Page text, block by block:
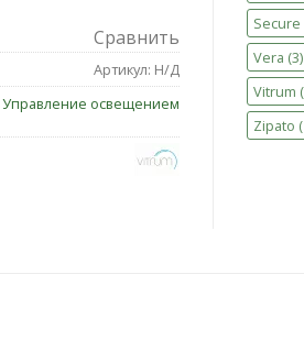
Сравнить
Артикул: Н/Д
Управление освещением
Secure
Vera (3)
Vitrum
Zipato